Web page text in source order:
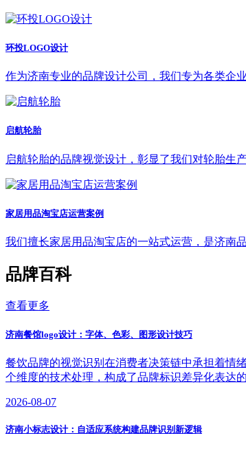
环投LOGO设计
作为济南专业的品牌设计公司，我们专为各类企
启航轮胎
启航轮胎的品牌视觉设计，彰显了我们对轮胎生
家居用品淘宝店运营案例
我们擅长家居用品淘宝店的一站式运营，是济南
品牌百科
查看更多
济南餐馆logo设计：字体、色彩、图形设计技巧
餐饮品牌的视觉识别在消费者决策链中承担着情
个维度的技术处理，构成了品牌标识差异化表达的
2026-08-07
济南小标志设计：自适应系统构建品牌识别新逻辑